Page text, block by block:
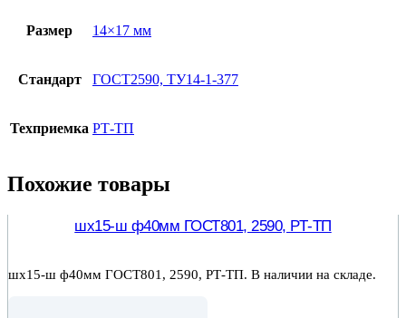
Размер 14×17 мм
Стандарт ГОСТ2590, ТУ14-1-377
Техприемка РТ-ТП
Похожие товары
шх15-ш ф40мм ГОСТ801, 2590, РТ-ТП
шх15-ш ф40мм ГОСТ801, 2590, РТ-ТП. В наличии на складе.